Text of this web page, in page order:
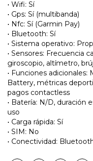
• Wifi: Sí
• Gps: Sí (multibanda)
• Nfc: Sí (Garmin Pay)
• Bluetooth: Sí
• Sistema operativo:
• Sensores: Frecuencia
giroscopio, altímetro,
• Funciones
Battery, métricas
pagos contactless
• Batería: N/D, duración
uso
• Carga rápida: Sí
• SIM: No
• Conectividad: